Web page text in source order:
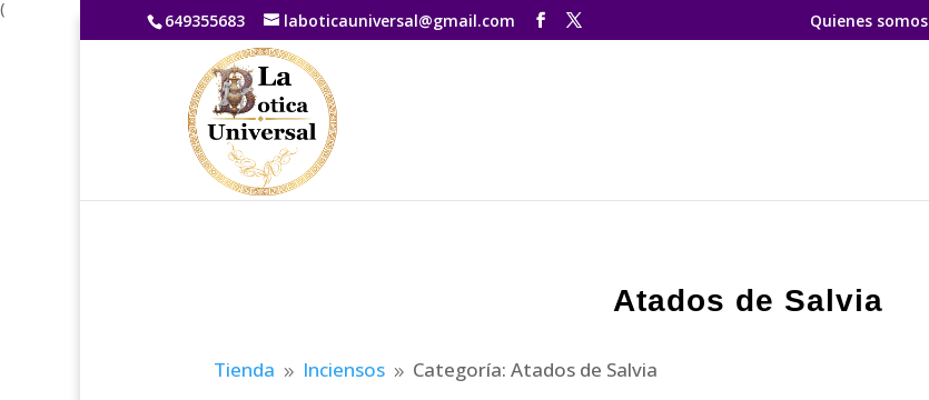
(
649355683 laboticauniversal@gmail.com Quienes somos
Atados de Salvia
Tienda 9 Inciensos 9 Categoría: Atados de Salvia